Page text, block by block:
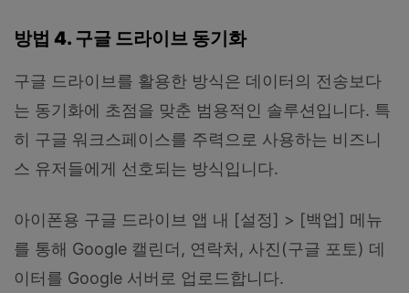
방법 4. 구글 드라이브 동기화
구글 드라이브를 활용한 방식은 데이터의 전송보다
는 동기화에 초점을 맞춘 범용적인 솔루션입니다. 특
히 구글 워크스페이스를 주력으로 사용하는 비즈니
스 유저들에게 선호되는 방식입니다.
아이폰용 구글 드라이브 앱 내 [설정] > [백업] 메뉴
를 통해 Google 캘린더, 연락처, 사진(구글 포토) 데
이터를 Google 서버로 업로드합니다.